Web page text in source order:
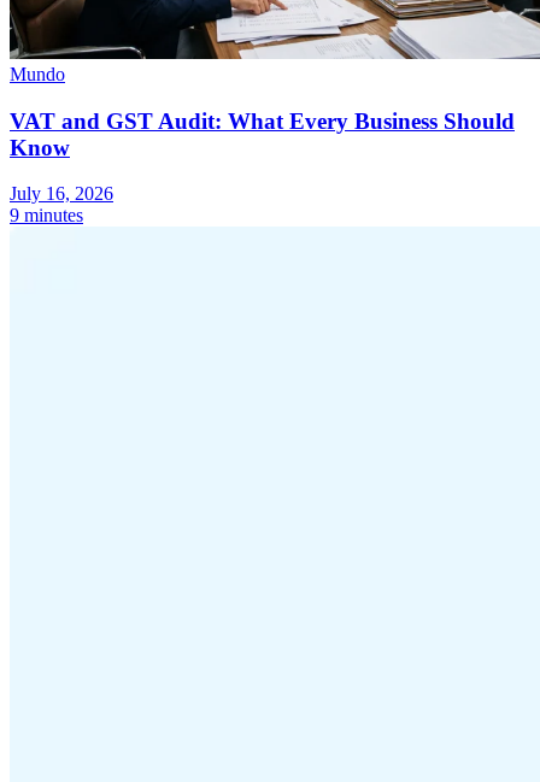
Mundo
VAT and GST Audit: What Every Business Should
Know
July 16, 2026
9 minutes